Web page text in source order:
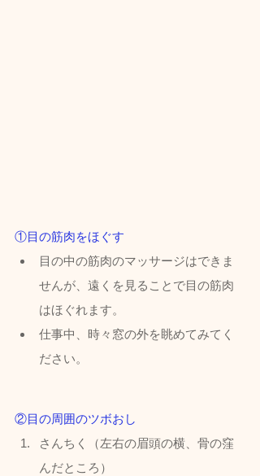
①目の筋肉をほぐす
目の中の筋肉のマッサージはできま
せんが、遠くを見ることで目の筋肉
はほぐれます。
仕事中、時々窓の外を眺めてみてく
ださい。
②目の周囲のツボおし
さんちく（左右の眉頭の横、骨の窪
んだところ）